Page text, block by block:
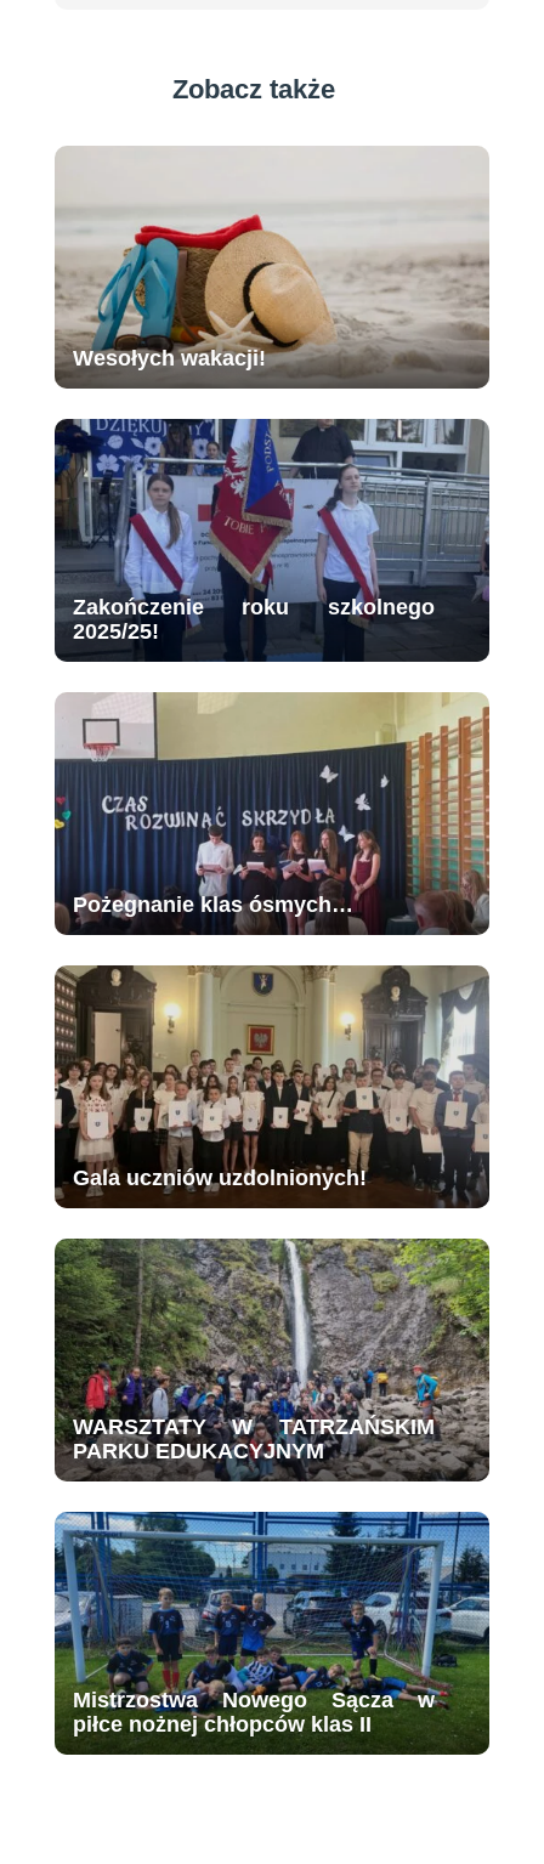
Zobacz także
Wesołych wakacji!
Zakończenie roku szkolnego
2025/25!
Pożegnanie klas ósmych…
Gala uczniów uzdolnionych!
WARSZTATY W TATRZAŃSKIM
PARKU EDUKACYJNYM
Mistrzostwa Nowego Sącza w
piłce nożnej chłopców klas II